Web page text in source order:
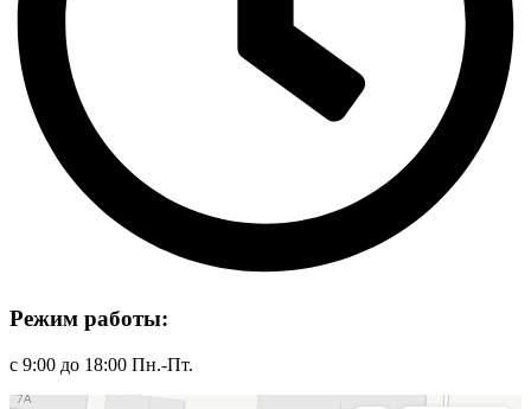
Режим работы:
с 9:00 до 18:00 Пн.-Пт.